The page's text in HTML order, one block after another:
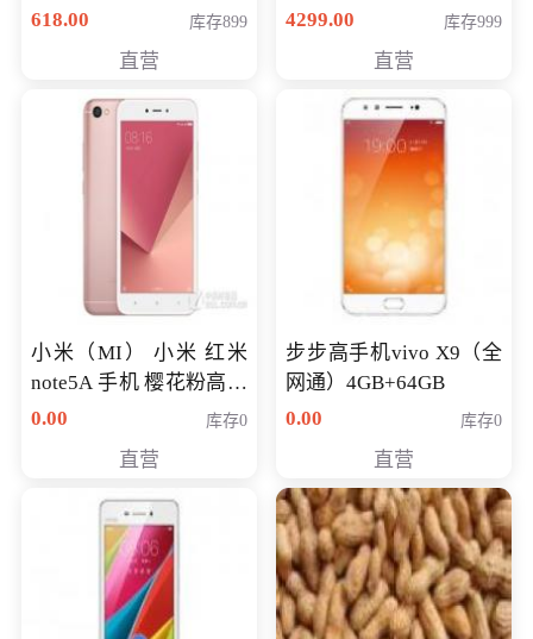
618.00
库存899
直营
薄学生办公游戏独显笔
NV930-2G独
4299.00 库存999
直营
小米（MI） 小米 红米
note5A 手机 樱花粉高配
版 全网通(3G+32G)
0.00 库存0
直营
步步高手机vivo X9（全
网通）4GB+64GB
0.00
库存0
直营